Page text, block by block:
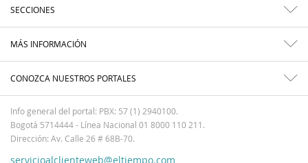
SECCIONES
MÁS INFORMACIÓN
CONOZCA NUESTROS PORTALES
Info general del portal: PBX: 57 (1) 2940100.
Bogotá 5714444 - Línea Nacional 01 8000 110 211.
Dirección: Av. Calle 26 # 68B-70.
servicioalclienteweb@eltiempo.com